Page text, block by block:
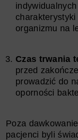
organizmu na
Czas trwania
przed
prowadzić do
oporności
Poza
pacjenci byli